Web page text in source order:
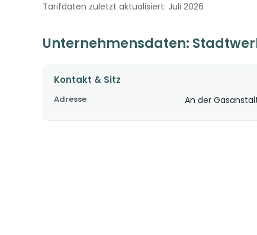
Tarifdaten zuletzt aktualisiert: Juli 2026
Unternehmensdaten:
Kontakt & Sitz
Adresse An der